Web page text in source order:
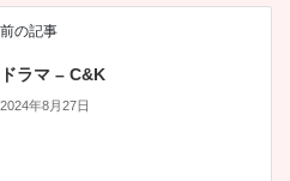
前の記事
ドラマ – C&K
2024年8月27日